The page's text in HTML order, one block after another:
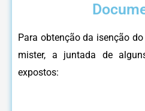
Para obtenção da isenção
mister, a juntada de
expostos: